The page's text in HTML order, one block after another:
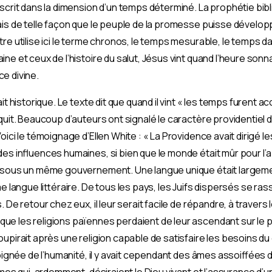
dans la dimension d’un temps déterminé. La prophétie
de telle façon que le peuple de la promesse puisse
utilise ici le terme chronos, le temps mesurable, le temps
et ceux de l’histoire du salut, Jésus vint quand l’heure
divine.
historique. Le texte dit que quand il vint « les temps furent
Beaucoup d’auteurs ont signalé le caractère providentiel
le témoignage d’Ellen White : « La Providence avait dirigé
influences humaines, si bien que le monde était mûr pour
un même gouvernement. Une langue unique était
langue littéraire. De tous les pays, les Juifs dispersés se
De retour chez eux, il leur serait facile de répandre, à travers
les religions païennes perdaient de leur ascendant sur le
après une religion capable de satisfaire les besoins
de l’humanité, il y avait cependant des âmes